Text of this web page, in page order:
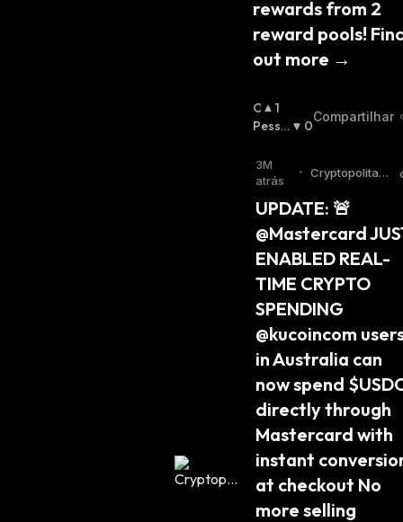
rewards from 2
reward pools!
out more →
O
Ti
S
A
1
Pessi
0
Compartilhar
3M
atrás
•
Cryptopolitan
UPDATE: 🚨
@Mastercard
ENABLED REAL-
TIME CRYPTO
SPENDING
@kucoincom
in Australia can
now spend
directly through
Mastercard with
instant
at checkout No
more selling